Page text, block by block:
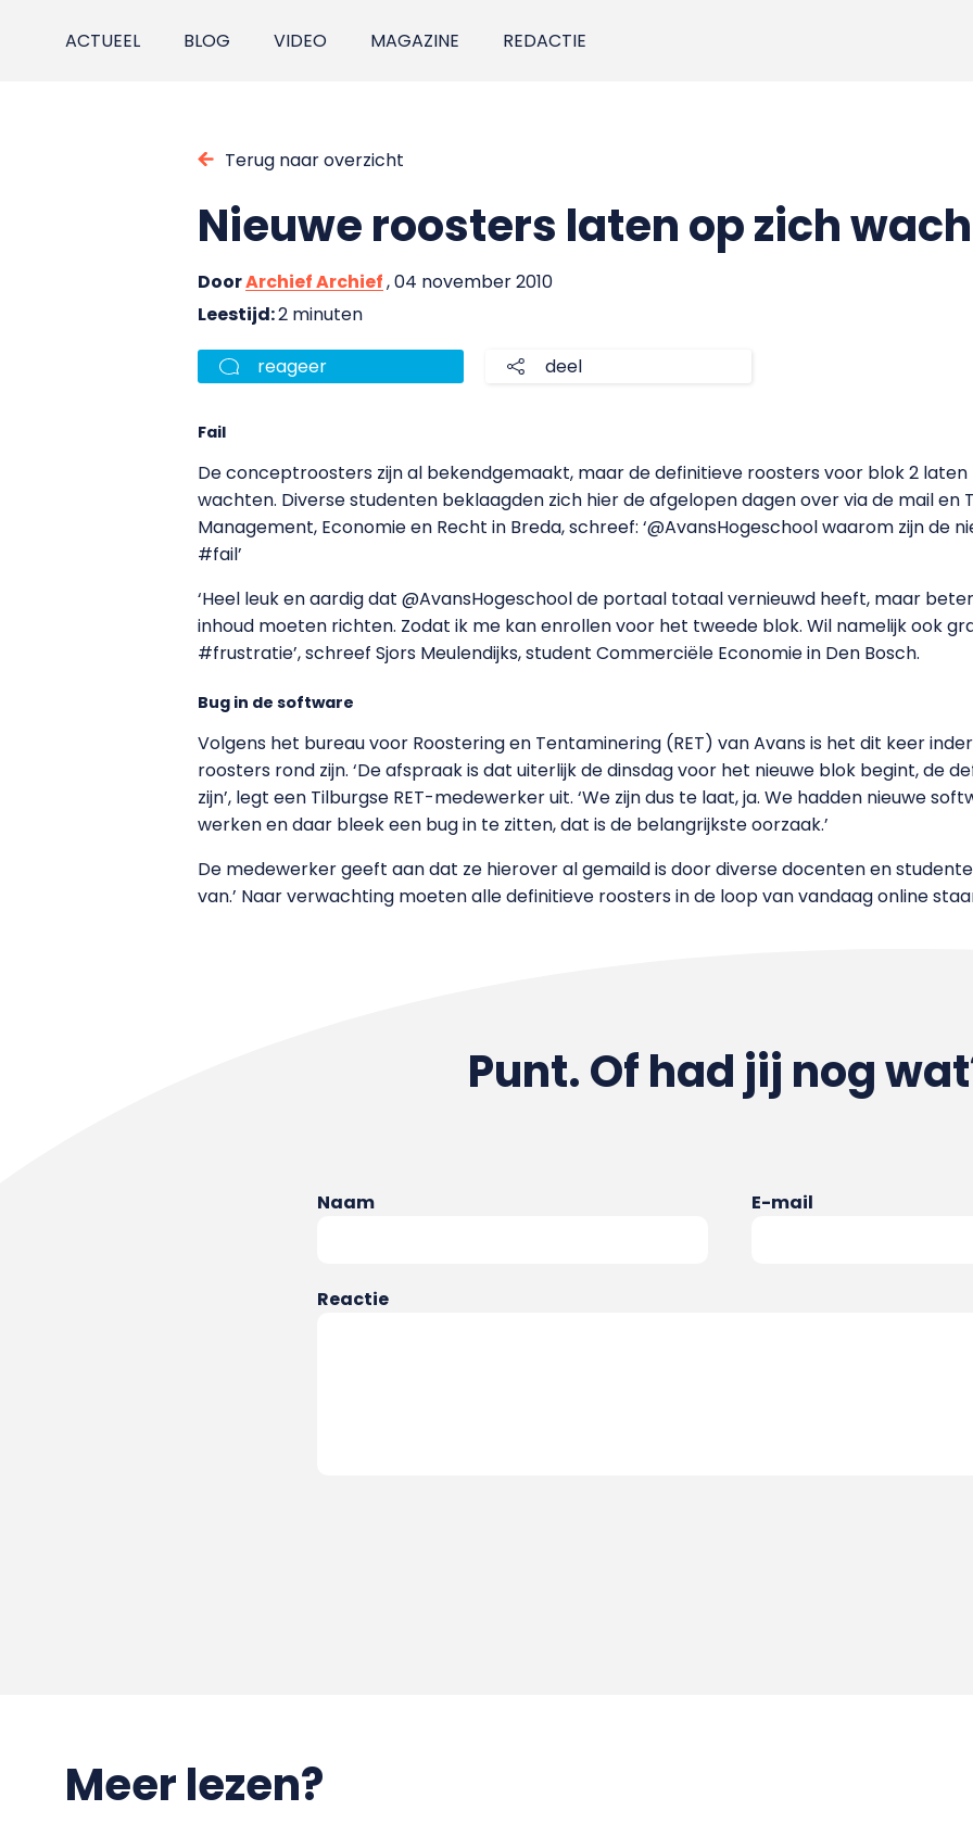
ACTUEEL BLOG VIDEO MAGAZINE REDACTIE
Terug naar overzicht
Nieuwe roosters laten op zich
DoorArchief Archief, 04 november 2010
Leestijd:2 minuten
reageer deel
Fail
De conceptroosters zijn al bekendgemaakt, maar de definitieve roosters voor blok 2
wachten. Diverse studenten beklaagden zich hier de afgelopen dagen over via de mail en
Management, Economie en Recht in Breda, schreef: ‘@AvansHogeschool waarom zijn de
#fail’
‘Heel leuk en aardig dat @AvansHogeschool de portaal totaal vernieuwd heeft, maar
inhoud moeten richten. Zodat ik me kan enrollen voor het tweede blok. Wil namelijk ook
#frustratie’, schreef Sjors Meulendijks, student Commerciële Economie in Den Bosch.
Bug in de software
Volgens het bureau voor Roostering en Tentaminering (RET) van Avans is het dit keer
roosters rond zijn. ‘De afspraak is dat uiterlijk de dinsdag voor het nieuwe blok begint, de
zijn’, legt een Tilburgse RET-medewerker uit. ‘We zijn dus te laat, ja. We hadden nieuwe
werken en daar bleek een bug in te zitten, dat is de belangrijkste oorzaak.’
De medewerker geeft aan dat ze hierover al gemaild is door diverse docenten en
van.’ Naar verwachting moeten alle definitieve roosters in de loop van vandaag online
Punt. Of had jij nog
Naam E-mail
Reactie
Meer lezen?